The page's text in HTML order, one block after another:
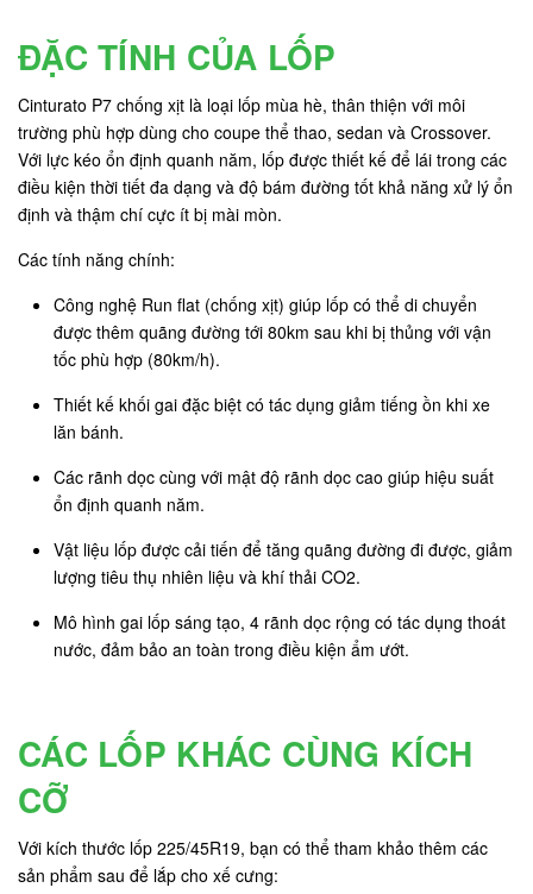
ĐẶC TÍNH CỦA LỐP
Cinturato P7 chống xịt là loại lốp mùa hè, thân thiện với môi
trường phù hợp dùng cho coupe thể thao, sedan và Crossover.
Với lực kéo ổn định quanh năm, lốp được thiết kế để lái trong các
điều kiện thời tiết đa dạng và độ bám đường tốt khả năng xử lý ổn
định và thậm chí cực ít bị mài mòn.
Các tính năng chính:
Công nghệ Run flat (chống xịt) giúp lốp có thể di chuyển
được thêm quãng đường tới 80km sau khi bị thủng với vận
tốc phù hợp (80km/h).
Thiết kế khối gai đặc biệt có tác dụng giảm tiếng ồn khi xe
lăn bánh.
Các rãnh dọc cùng với mật độ rãnh dọc cao giúp hiệu suất
ổn định quanh năm.
Vật liệu lốp được cải tiến để tăng quãng đường đi được, giảm
lượng tiêu thụ nhiên liệu và khí thải CO2.
Mô hình gai lốp sáng tạo, 4 rãnh dọc rộng có tác dụng thoát
nước, đảm bảo an toàn trong điều kiện ẩm ướt.
CÁC LỐP KHÁC CÙNG KÍCH
CỠ
Với kích thước lốp 225/45R19, bạn có thể tham khảo thêm các
sản phẩm sau để lắp cho xế cưng: